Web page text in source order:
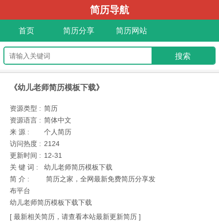
简历导航
首页 简历分享 简历网站
《幼儿老师简历模板下载》
资源类型 : 简历
资源语言 : 简体中文
来 源 :
个人简历
访问热度 : 2124
更新时间 : 12-31
关 键 词 :
幼儿老师简历模板下载
简 介 :
简历之家，全网最新免费简历分享发
布平台
幼儿老师简历模板下载下载
[ 最新相关简历，请查看本站最新更新简历 ]